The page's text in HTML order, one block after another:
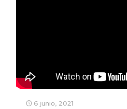
6 junio, 2021